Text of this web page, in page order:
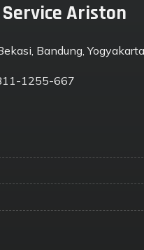
Ariston
Bandung,
1255-667